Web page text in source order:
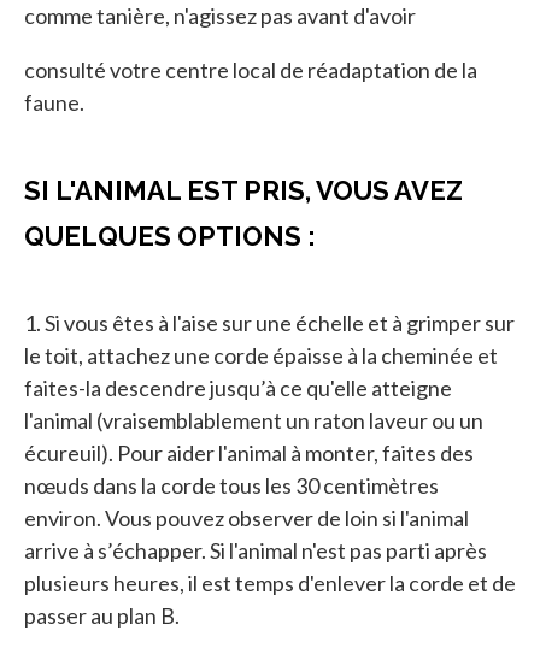
comme tanière, n'agissez pas avant d'avoir
consulté votre centre local de réadaptation de la
faune.
SI L'ANIMAL EST PRIS, VOUS AVEZ
QUELQUES OPTIONS :
1. Si vous êtes à l'aise sur une échelle et à grimper sur
le toit, attachez une corde épaisse à la cheminée et
faites-la descendre jusqu’à ce qu'elle atteigne
l'animal (vraisemblablement un raton laveur ou un
écureuil). Pour aider l'animal à monter, faites des
nœuds dans la corde tous les 30 centimètres
environ. Vous pouvez observer de loin si l'animal
arrive à s’échapper. Si l'animal n'est pas parti après
plusieurs heures, il est temps d'enlever la corde et de
passer au plan B.